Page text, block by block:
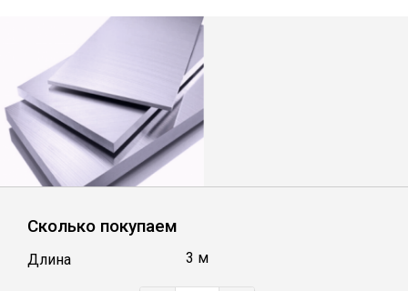
Лист
Уголок
Балка
Сколько покупаем
Длина 3 м